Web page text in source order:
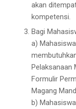
akan
kompetensi.
Bagi
a)
Pelaksanaan
Formulir
Magang
b)